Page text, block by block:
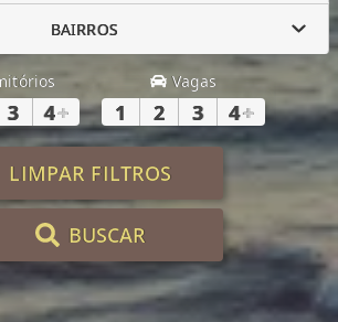
BAIRROS
3 4+
Vagas
1 2 3 4+
LIMPAR FILTROS
BUSCAR